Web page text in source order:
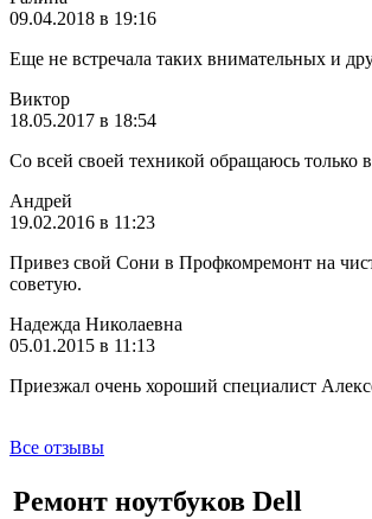
09.04.2018 в 19:16
Еще не встречала таких внимательных и
Виктор
18.05.2017 в 18:54
Со всей своей техникой обращаюсь только
Андрей
19.02.2016 в 11:23
Привез свой Сони в Профкомремонт на
советую.
Надежда Николаевна
05.01.2015 в 11:13
Приезжал очень хороший специалист
Все отзывы
Ремонт ноутбуков Dell